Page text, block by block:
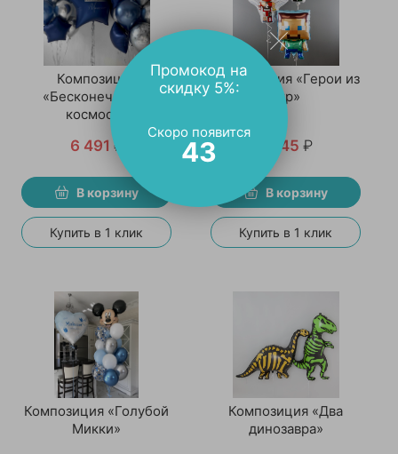
Композиция
«Бесконечность
космоса»
6 491₽
В корзину
Купить в 1 клик
Композиция «Герои из
игр»
2 145 ₽
В корзину
Купить в 1 клик
Композиция «Голубой
Микки»
Композиция «Два
динозавра»
Промокод на
скидку 5%:
Скоро появится
42